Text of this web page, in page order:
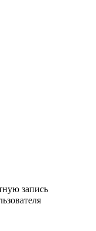
запись